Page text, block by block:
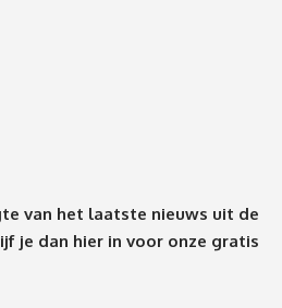
van het laatste nieuws uit de
je dan hier in voor onze gratis